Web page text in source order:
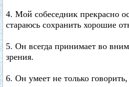
4. Мой собеседник прекрасно
стараюсь сохранить хорошие
5. Он всегда принимает во
зрения.
6. Он умеет не только